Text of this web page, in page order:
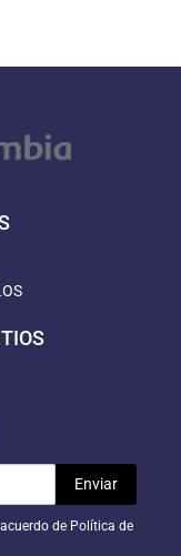
de Política de